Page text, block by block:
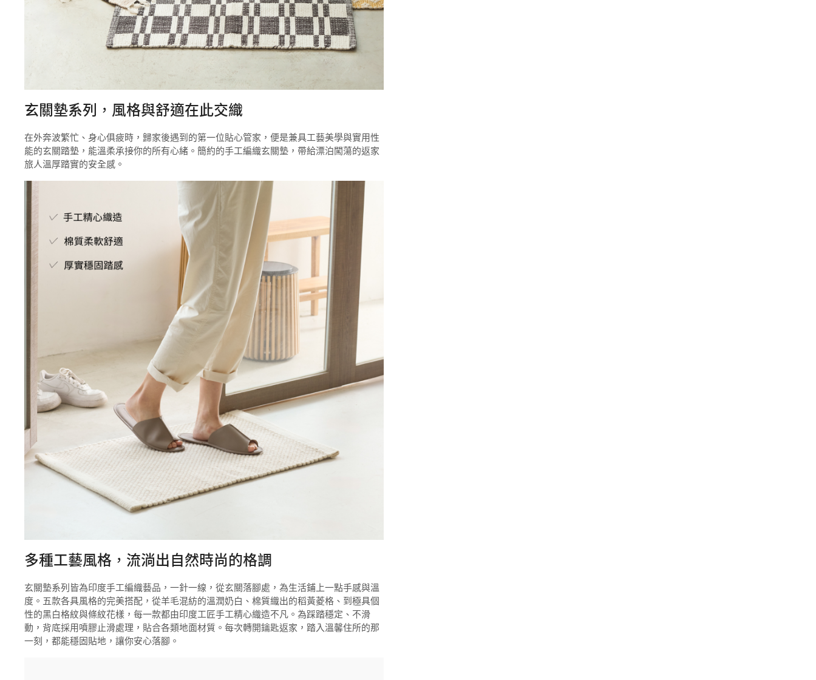
玄關墊系列，風格與舒適在此交織
在外奔波繁忙、身心俱疲時，歸家後遇到的第一位貼心管家，便是兼具工藝美學與實用性
能的玄關踏墊，能溫柔承接你的所有心緒。簡約的手工編織玄關墊，帶給漂泊闖蕩的返家
旅人溫厚踏實的安全感。
多種工藝風格，流淌出自然時尚的格調
玄關墊系列皆為印度手工編織藝品，一針一線，從玄關落腳處，為生活鋪上一點手感與溫
度。五款各具風格的完美搭配，從羊毛混紡的溫潤奶白、棉質織出的稻黃菱格、到極具個
性的黑白格紋與條紋花樣，每一款都由印度工匠手工精心織造不凡。為踩踏穩定、不滑
動，背底採用噴膠止滑處理，貼合各類地面材質。每次轉開鑰匙返家，踏入溫馨住所的那
一刻，都能穩固貼地，讓你安心落腳。